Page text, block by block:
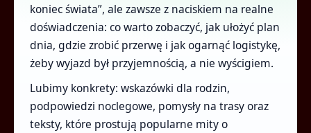
koniec świata”, ale zawsze z naciskiem na realne
doświadczenia: co warto zobaczyć, jak ułożyć plan
dnia, gdzie zrobić przerwę i jak ogarnąć logistykę,
żeby wyjazd był przyjemnością, a nie wyścigiem.
Lubimy konkrety: wskazówki dla rodzin,
podpowiedzi noclegowe, pomysły na trasy oraz
teksty, które prostują popularne mity o